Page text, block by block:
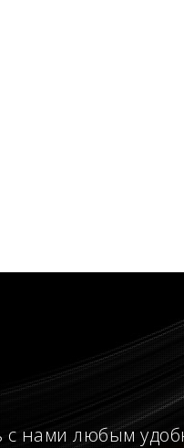
с нами любым